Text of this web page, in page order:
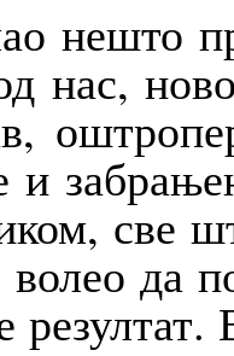
нешто
нас,
и
волео да